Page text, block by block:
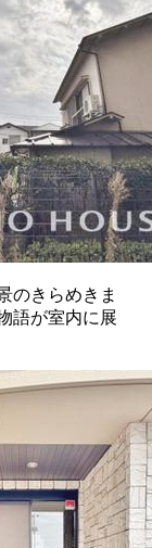
のきらめきま
語が室内に展